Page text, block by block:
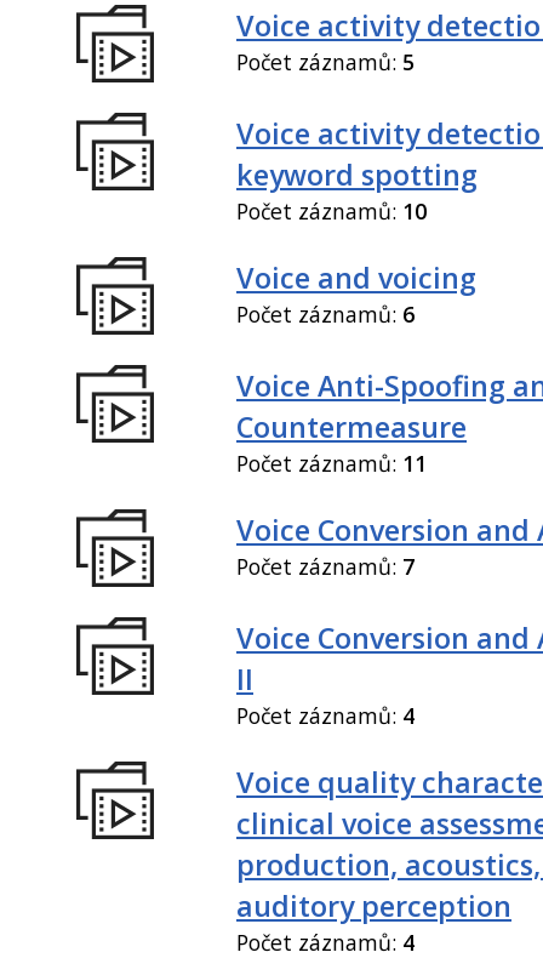
Voice activity
Počet záznamů: 5
Voice activity
keyword spotting
Počet záznamů: 10
Voice and voicing
Počet záznamů: 6
Voice Anti-Spoofing
Countermeasure
Počet záznamů: 11
Voice Conversion
Počet záznamů: 7
Voice Conversion
II
Počet záznamů: 4
Voice quality
clinical voice
production,
auditory perception
Počet záznamů: 4